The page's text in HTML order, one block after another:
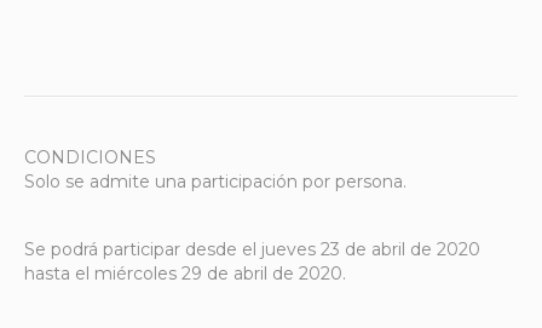
CONDICIONES
Solo se admite una participación por persona.
Se podrá participar desde el jueves 23 de abril de 2020
hasta el miércoles 29 de abril de 2020.